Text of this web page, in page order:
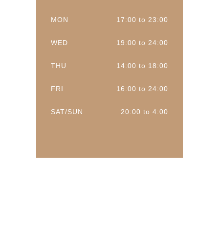
MON 17:00 to 23:00
WED 19:00 to 24:00
THU 14:00 to 18:00
FRI 16:00 to 24:00
SAT/SUN 20:00 to 4:00